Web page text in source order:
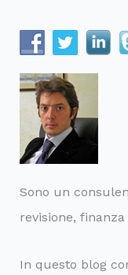
attività
dei
professionisti
e
delle
aziende
Sono un
revisione,
In questo blog